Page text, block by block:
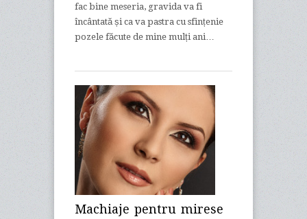
fac bine meseria, gravida va fi
încântată și ca va pastra cu sfințenie
pozele făcute de mine mulți ani…
Machiaje pentru mirese